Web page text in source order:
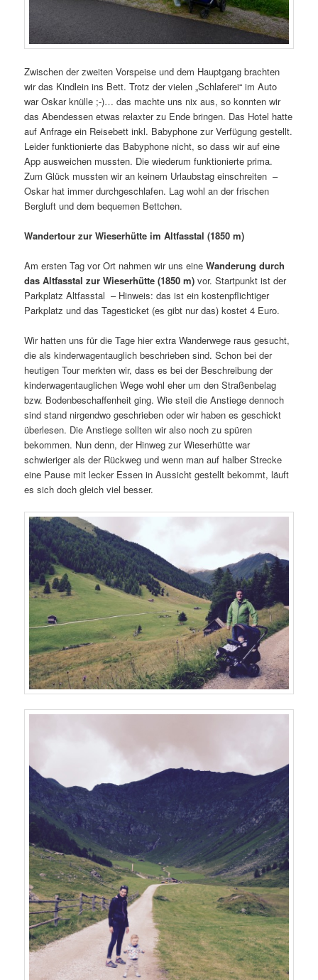
Zwischen der zweiten Vorspeise und dem Hauptgang brachten
wir das Kindlein ins Bett. Trotz der vielen „Schlaferei“ im Auto
war Oskar knülle ;-)… das machte uns nix aus, so konnten wir
das Abendessen etwas relaxter zu Ende bringen. Das Hotel hatte
auf Anfrage ein Reisebett inkl. Babyphone zur Verfügung gestellt.
Leider funktionierte das Babyphone nicht, so dass wir auf eine
App ausweichen mussten. Die wiederum funktionierte prima.
Zum Glück mussten wir an keinem Urlaubstag einschreiten –
Oskar hat immer durchgeschlafen. Lag wohl an der frischen
Bergluft und dem bequemen Bettchen.
Wandertour zur Wieserhütte im Altfasstal (1850 m)
Am ersten Tag vor Ort nahmen wir uns eineWanderung durch
das Altfasstal zur Wieserhütte (1850 m)vor. Startpunkt ist der
Parkplatz Altfasstal – Hinweis: das ist ein kostenpflichtiger
Parkplatz und das Tagesticket (es gibt nur das) kostet 4 Euro.
Wir hatten uns für die Tage hier extra Wanderwege raus gesucht,
die als kinderwagentauglich beschrieben sind. Schon bei der
heutigen Tour merkten wir, dass es bei der Beschreibung der
kinderwagentauglichen Wege wohl eher um den Straßenbelag
bzw. Bodenbeschaffenheit ging. Wie steil die Anstiege dennoch
sind stand nirgendwo geschrieben oder wir haben es geschickt
überlesen. Die Anstiege sollten wir also noch zu spüren
bekommen. Nun denn, der Hinweg zur Wieserhütte war
schwieriger als der Rückweg und wenn man auf halber Strecke
eine Pause mit lecker Essen in Aussicht gestellt bekommt, läuft
es sich doch gleich viel besser.